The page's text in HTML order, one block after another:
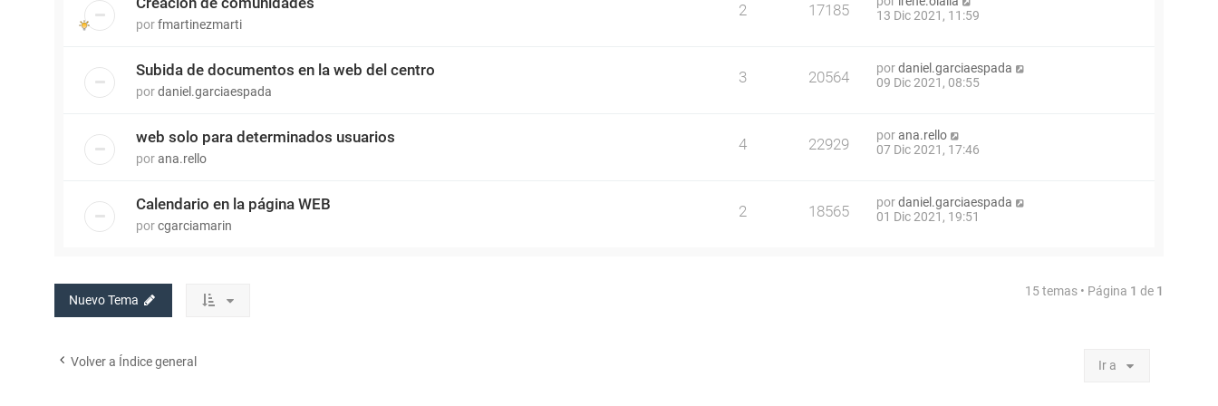
porfmartinezmarti
2 17185
13 Dic 2021, 11:59
Subida de documentos en la web del centro
pordaniel.garciaespada
3 20564 pordaniel.garciaespada
09 Dic 2021, 08:55
web solo para determinados usuarios
porana.rello
4 22929 porana.rello
07 Dic 2021, 17:46
Calendario en la página WEB
porcgarciamarin
2 18565 pordaniel.garciaespada
01 Dic 2021, 19:51
Nuevo Tema
15 temas • Página 1 de 1
Volver a Índice general Ir a